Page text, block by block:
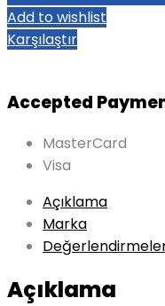
Add to wishlist
Karşılaştır
Accepted
MasterCard
Visa
Açıklama
Marka
Açıklama